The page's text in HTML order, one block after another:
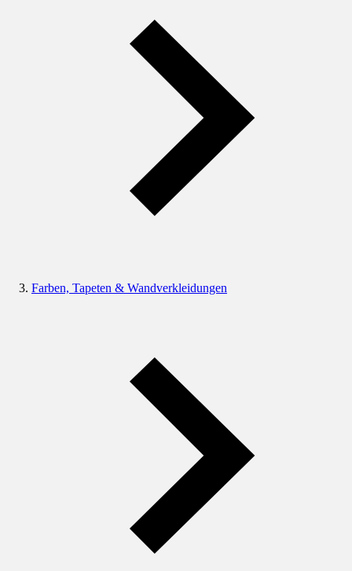
Farben, Tapeten & Wandverkleidungen